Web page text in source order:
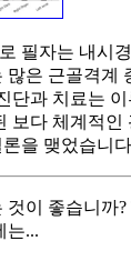
필자는 내시
은 근골격계
단과 치료는
보다 체계적인
을 맺었습니
이 좋습니까?
는...